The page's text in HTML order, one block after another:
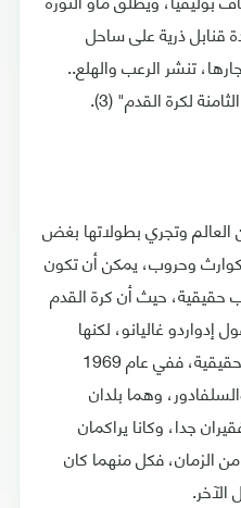
قنابل ذرية على ساحل
تنشر الرعب والهلع..
لكرة القدم" (3).
العالم وتجري بطولاتها بغض
وحروب، يمكن أن تكون
حقيقية، حيث أن كرة القدم
غاليانو، لكنها
يمكن أن تتحول أحيانا إلى حرب حقيقية، ففي عام 1969
وهما بلدان
جدا، وكانا يراكمان
الزمان، فكل منهما كان